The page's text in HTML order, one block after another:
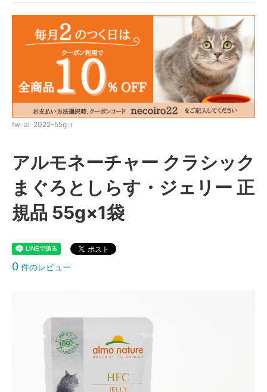
fw-al-2022-55g-r
アルモネーチャー クラシック
まぐろとしらす・ジェリー 正
規品 55g×1袋
0 件のレビュー